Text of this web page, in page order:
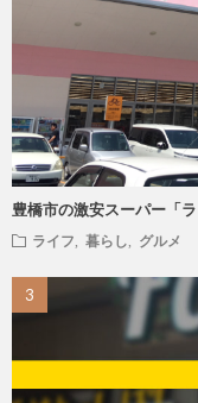
豊橋市の激安スーパー「
ライフ 暮らし グルメ